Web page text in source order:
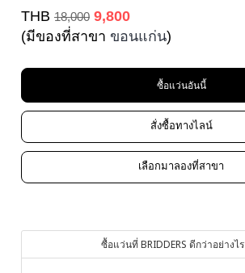
THB 18,000 9,800
(มีของที่สาขา ขอนแก่น)
ซื้อแว่นอันนี้
สั่งซื้อทางไลน์
เลือกมาลองที่สาขา
ซื้อแว่นที่ BRIDDERS ดีกว่าอย่างไร